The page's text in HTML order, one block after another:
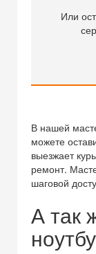
Или
В нашей
можете
выезжает
ремонт.
шаговой
А так